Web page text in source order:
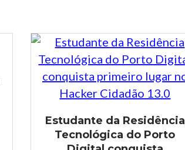
Estudante da Residência
Tecnológica do Porto